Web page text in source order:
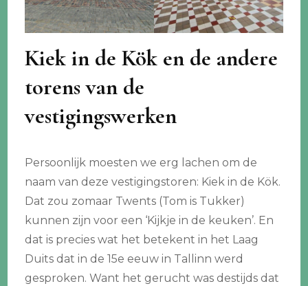
Kiek in de Kök en de andere
torens van de
vestigingswerken
Persoonlijk moesten we erg lachen om de
naam van deze vestigingstoren: Kiek in de Kök.
Dat zou zomaar Twents (Tom is Tukker)
kunnen zijn voor een ‘Kijkje in de keuken’. En
dat is precies wat het betekent in het Laag
Duits dat in de 15e eeuw in Tallinn werd
gesproken. Want het gerucht was destijds dat